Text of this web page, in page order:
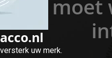
uw merk.
wat u